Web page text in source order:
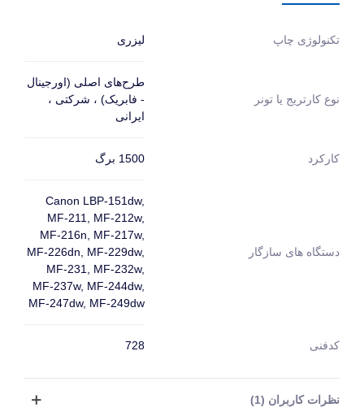
تکنولوژی چاپ لیزری
نوع کارتریج یا تونر
طرح‌های اصلی (اورجینال
- فابریک) ، شرکتی ،
ایرانی
کارکرد 1500 برگ
دستگاه های سازگار
Canon LBP-151dw,
MF-211, MF-212w,
MF-216n, MF-217w,
MF-226dn, MF-229dw,
MF-231, MF-232w,
MF-237w, MF-244dw,
MF-247dw, MF-249dw
کدفنی 728
نظرات کاربران (1)